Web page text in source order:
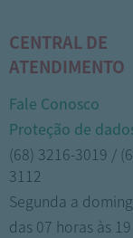
CENTRAL DE
ATENDIMENTO
Fale Conosco
Proteção de
(68) 3216-3019 /
3112
Segunda a
das 07 horas às